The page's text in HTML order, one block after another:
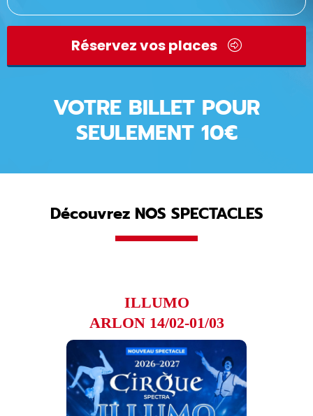
Réservez vos places
VOTRE BILLET POUR
SEULEMENT 10€
Découvrez NOS SPECTACLES
ILLUMO
ARLON 14/02-01/03